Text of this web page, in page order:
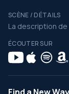
SCÈNE / DÉTAILS
La description de
ÉCOUTER SUR